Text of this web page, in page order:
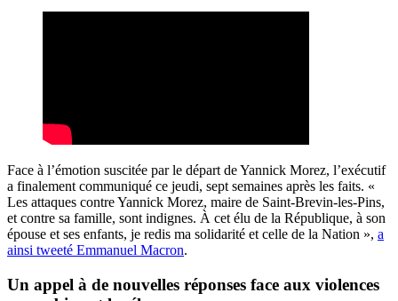
Face à l’émotion suscitée par le départ de Yannick Morez, l’exécutif
a finalement communiqué ce jeudi, sept semaines après les faits. «
Les attaques contre Yannick Morez, maire de Saint-Brevin-les-Pins,
et contre sa famille, sont indignes. À cet élu de la République, à son
épouse et ses enfants, je redis ma solidarité et celle de la Nation », a
ainsi tweeté Emmanuel Macron.
Un appel à de nouvelles réponses face aux violences